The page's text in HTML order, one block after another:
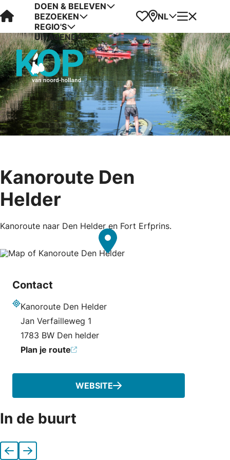
Visit Kop van Holland
DOEN & BELEVEN
BEZOEKEN
REGIO'S
UITAGENDA
Favorieten
Kaart
NL Menu
Kanoroute Den
Helder
Kanoroute naar Den Helder en Fort Erfprins.
Contact
Kanoroute Den Helder
Jan Verfailleweg 1
1783 BW Den helder
Plan je route
WEBSITE
In de buurt
VorigeVolgende